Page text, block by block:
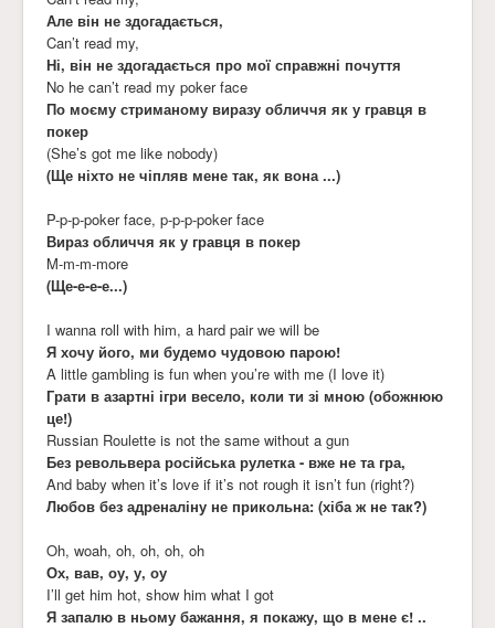
Але він не здогадається,
Can’t read my,
Ні, він не здогадається про мої справжні почуття
No he can’t read my poker face
По моєму стриманому виразу обличчя як у гравця в
покер
(She’s got me like nobody)
(Ще ніхто не чіпляв мене так, як вона ...)
P-p-p-poker face, p-p-p-poker face
Вираз обличчя як у гравця в покер
M-m-m-more
(Ще-е-е-е...)
I wanna roll with him, a hard pair we will be
Я хочу його, ми будемо чудовою парою!
A little gambling is fun when you’re with me (I love it)
Грати в азартні ігри весело, коли ти зі мною (обожнюю
це!)
Russian Roulette is not the same without a gun
Без револьвера російська рулетка - вже не та гра,
And baby when it’s love if it’s not rough it isn’t fun (right?)
Любов без адреналіну не прикольна: (хіба ж не так?)
Oh, woah, oh, oh, oh, oh
Ох, вав, оу, у, оу
I’ll get him hot, show him what I got
Я запалю в ньому бажання, я покажу, що в мене є! ..